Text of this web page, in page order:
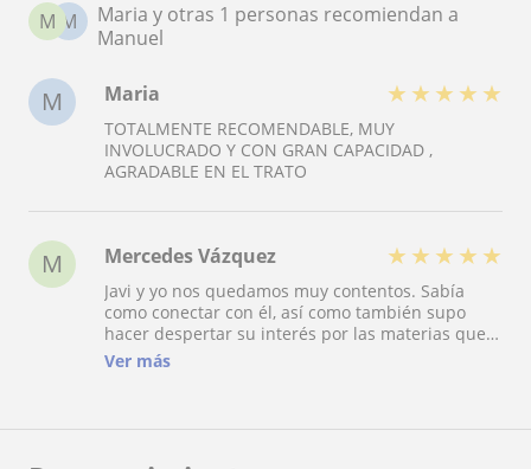
M
M
Maria y otras 1 personas recomiendan a
Manuel
M Maria ★ ★ ★ ★ ★
TOTALMENTE RECOMENDABLE, MUY
INVOLUCRADO Y CON GRAN CAPACIDAD ,
AGRADABLE EN EL TRATO
M Mercedes Vázquez ★ ★ ★ ★ ★
Javi y yo nos quedamos muy contentos. Sabía
como conectar con él, así como también supo
hacer despertar su interés por las materias que
más le costaban. Con los horarios, a pesar de que
Ver más